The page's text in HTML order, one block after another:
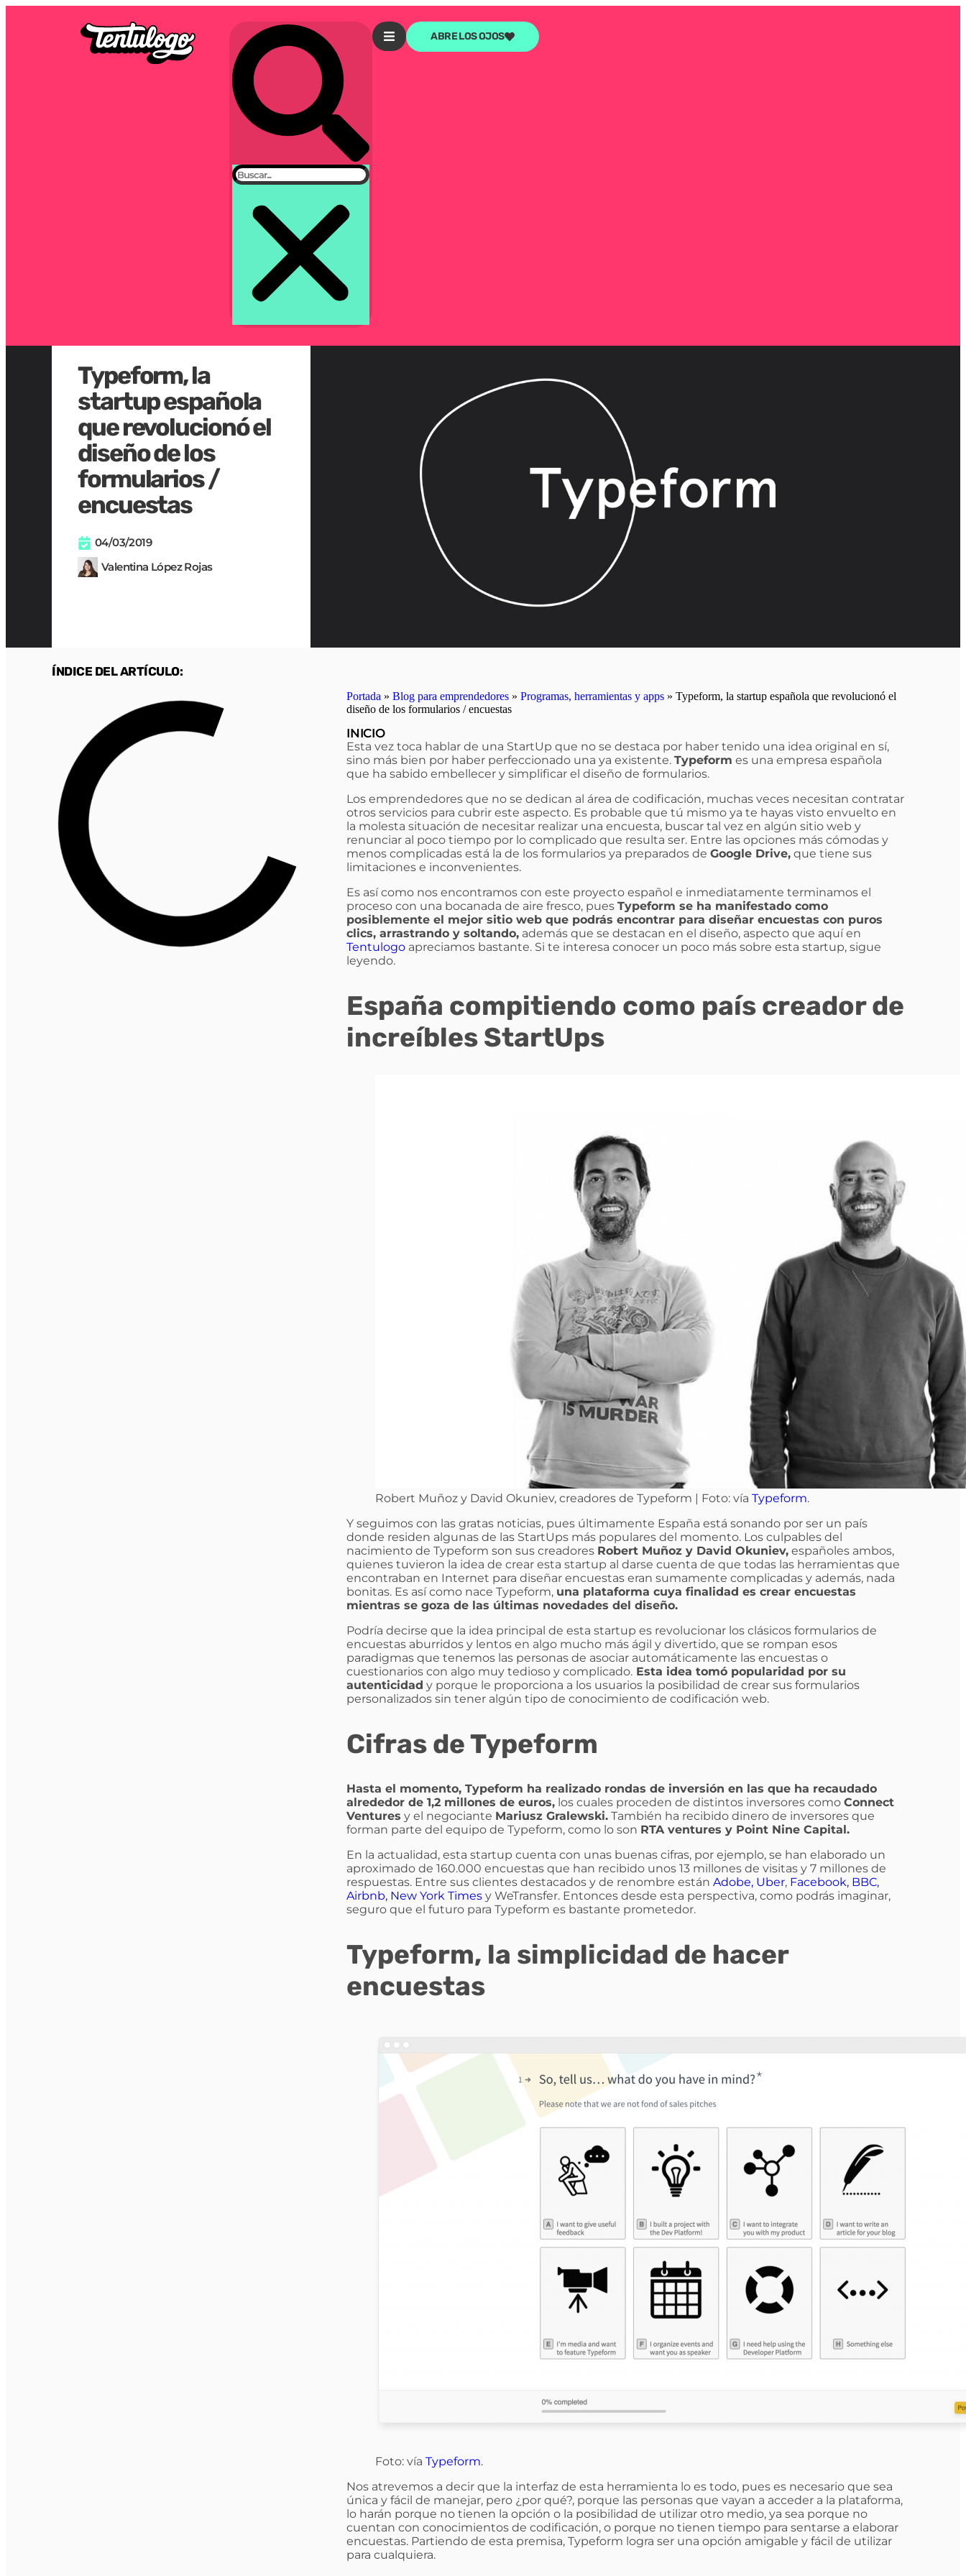
ABRE LOS OJOS
Typeform, la
startup española
que revolucionó el
diseño de los
formularios /
encuestas
04/03/2019
Valentina López Rojas
ÍNDICE DEL ARTÍCULO:
Portada » Blog para emprendedores » Programas, herramientas y apps » Typeform, la startup española que revolucionó el
diseño de los formularios / encuestas
INICIO
Esta vez toca hablar de una StartUp que no se destaca por haber tenido una idea original en sí,
sino más bien por haber perfeccionado una ya existente. Typeform es una empresa española
que ha sabido embellecer y simplificar el diseño de formularios.
Los emprendedores que no se dedican al área de codificación, muchas veces necesitan contratar
otros servicios para cubrir este aspecto. Es probable que tú mismo ya te hayas visto envuelto en
la molesta situación de necesitar realizar una encuesta, buscar tal vez en algún sitio web y
renunciar al poco tiempo por lo complicado que resulta ser. Entre las opciones más cómodas y
menos complicadas está la de los formularios ya preparados de Google Drive, que tiene sus
limitaciones e inconvenientes.
Es así como nos encontramos con este proyecto español e inmediatamente terminamos el
proceso con una bocanada de aire fresco, pues Typeform se ha manifestado como
posiblemente el mejor sitio web que podrás encontrar para diseñar encuestas con puros
clics, arrastrando y soltando, además que se destacan en el diseño, aspecto que aquí en
Tentulogo apreciamos bastante. Si te interesa conocer un poco más sobre esta startup, sigue
leyendo.
España compitiendo como país creador de
increíbles StartUps
Robert Muñoz y David Okuniev, creadores de Typeform | Foto: vía Typeform.
Y seguimos con las gratas noticias, pues últimamente España está sonando por ser un país
donde residen algunas de las StartUps más populares del momento. Los culpables del
nacimiento de Typeform son sus creadores Robert Muñoz y David Okuniev, españoles ambos,
quienes tuvieron la idea de crear esta startup al darse cuenta de que todas las herramientas que
encontraban en Internet para diseñar encuestas eran sumamente complicadas y además, nada
bonitas. Es así como nace Typeform, una plataforma cuya finalidad es crear encuestas
mientras se goza de las últimas novedades del diseño.
Podría decirse que la idea principal de esta startup es revolucionar los clásicos formularios de
encuestas aburridos y lentos en algo mucho más ágil y divertido, que se rompan esos
paradigmas que tenemos las personas de asociar automáticamente las encuestas o
cuestionarios con algo muy tedioso y complicado. Esta idea tomó popularidad por su
autenticidad y porque le proporciona a los usuarios la posibilidad de crear sus formularios
personalizados sin tener algún tipo de conocimiento de codificación web.
Cifras de Typeform
Hasta el momento, Typeform ha realizado rondas de inversión en las que ha recaudado
alrededor de 1,2 millones de euros, los cuales proceden de distintos inversores como Connect
Ventures y el negociante Mariusz Gralewski. También ha recibido dinero de inversores que
forman parte del equipo de Typeform, como lo son RTA ventures y Point Nine Capital.
En la actualidad, esta startup cuenta con unas buenas cifras, por ejemplo, se han elaborado un
aproximado de 160.000 encuestas que han recibido unos 13 millones de visitas y 7 millones de
respuestas. Entre sus clientes destacados y de renombre están Adobe, Uber, Facebook, BBC,
Airbnb, New York Times y WeTransfer. Entonces desde esta perspectiva, como podrás imaginar,
seguro que el futuro para Typeform es bastante prometedor.
Typeform, la simplicidad de hacer
encuestas
Foto: vía Typeform.
Nos atrevemos a decir que la interfaz de esta herramienta lo es todo, pues es necesario que sea
única y fácil de manejar, pero ¿por qué?, porque las personas que vayan a acceder a la plataforma,
lo harán porque no tienen la opción o la posibilidad de utilizar otro medio, ya sea porque no
cuentan con conocimientos de codificación, o porque no tienen tiempo para sentarse a elaborar
encuestas. Partiendo de esta premisa, Typeform logra ser una opción amigable y fácil de utilizar
para cualquiera.